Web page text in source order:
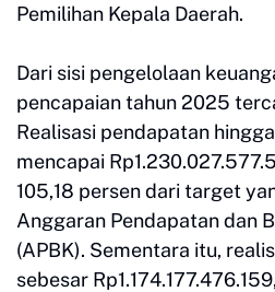
Pemilihan Kepala Daerah.
Dari sisi pengelolaan
pencapaian tahun 2025
Realisasi pendapatan
mencapai
105,18 persen dari target
Anggaran Pendapatan dan
(APBK). Sementara itu,
sebesar